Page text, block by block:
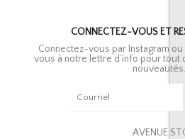
CONNECTEZ-VOUS ET
Connectez-vous par Instagram
vous à notre lettre d’info pour tout
nouveautés.
AVENUE